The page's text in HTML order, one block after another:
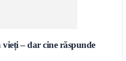
vieți – dar cine răspunde